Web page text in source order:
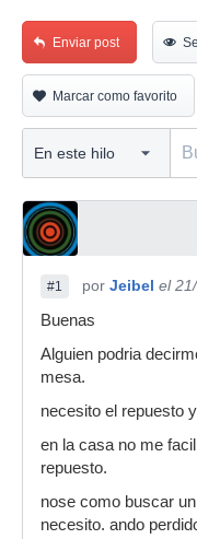
Enviar post
Marcar como favorito
#1 por Jeibel el
Buenas
Alguien podria
mesa.
necesito el repuesto
en la casa no me
repuesto.
nose como buscar
necesito. ando